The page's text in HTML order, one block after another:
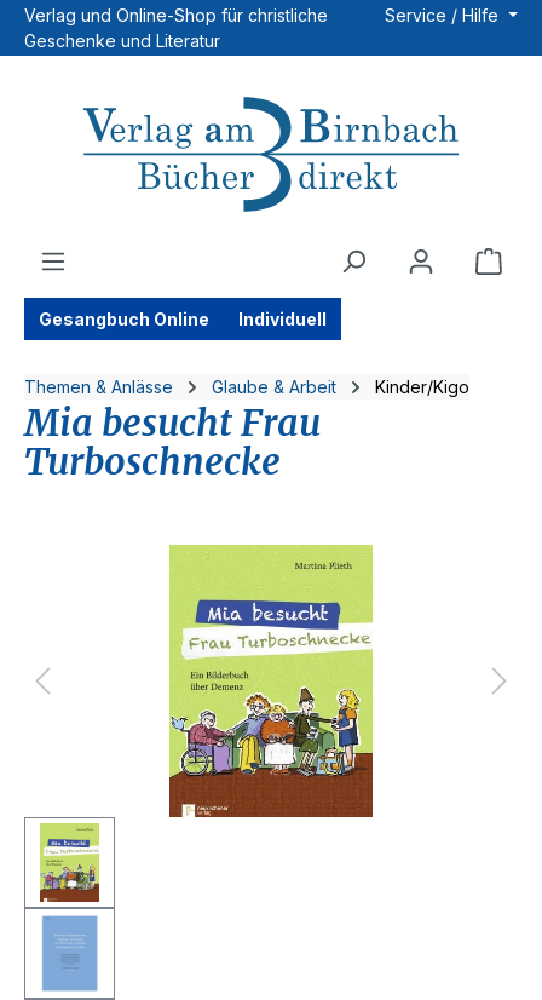
Zum Hauptinhalt springen
Verlag und Online-Shop für christliche
Geschenke und Literatur
Service / Hilfe
Gesangbuch Online Individuell
Themen & Anlässe Glaube & Arbeit Kinder/Kigo
Mia besucht Frau
Turboschnecke
Bildergalerie überspringen